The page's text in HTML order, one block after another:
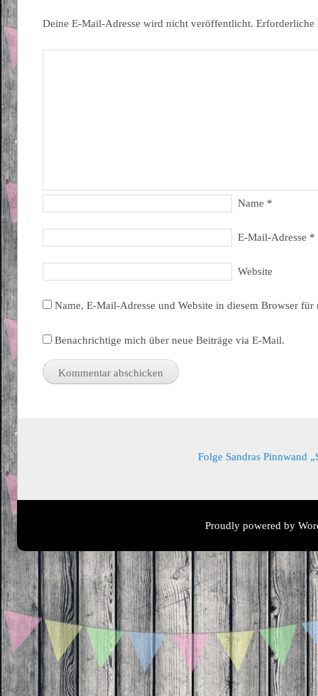
Deine E-Mail-Adresse wird nicht veröffentlicht.
Name *
E-Mail-Adresse *
Website
Name, E-Mail-Adresse und Website in diesem Browser
Benachrichtige mich über neue Beiträge via E-Mail.
Folge Sandras Pinnwand
Proudly powered by